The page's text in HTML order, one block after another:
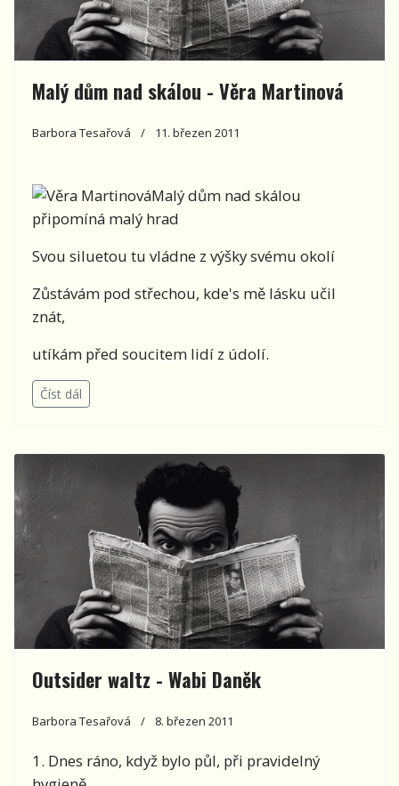
Malý dům nad skálou - Věra Martinová
Barbora Tesařová 11. březen 2011
Malý dům nad skálou
připomíná malý hrad
Svou siluetou tu vládne z výšky svému okolí
Zůstávám pod střechou, kde's mě lásku učil
znát,
utíkám před soucitem lidí z údolí.
Číst dál
Outsider waltz - Wabi Daněk
Barbora Tesařová 8. březen 2011
1. Dnes ráno, když bylo půl, při pravidelný